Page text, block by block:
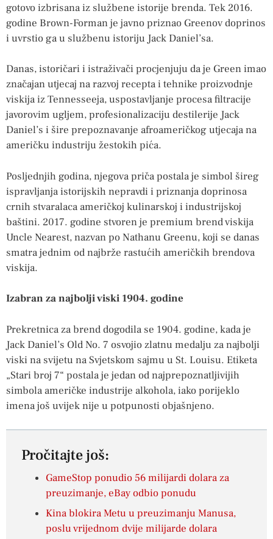
gotovo izbrisana iz službene istorije brenda. Tek 2016.
godine Brown-Forman je javno priznao Greenov doprinos
i uvrstio ga u službenu istoriju Jack Daniel’sa.
Danas, istoričari i istraživači procjenjuju da je Green imao
značajan utjecaj na razvoj recepta i tehnike proizvodnje
viskija iz Tennesseeja, uspostavljanje procesa filtracije
javorovim ugljem, profesionalizaciju destilerije Jack
Daniel’s i šire prepoznavanje afroameričkog utjecaja na
američku industriju žestokih pića.
Posljednjih godina, njegova priča postala je simbol šireg
ispravljanja istorijskih nepravdi i priznanja doprinosa
crnih stvaralaca američkoj kulinarskoj i industrijskoj
baštini. 2017. godine stvoren je premium brend viskija
Uncle Nearest, nazvan po Nathanu Greenu, koji se danas
smatra jednim od najbrže rastućih američkih brendova
viskija.
Izabran za najbolji viski 1904. godine
Prekretnica za brend dogodila se 1904. godine, kada je
Jack Daniel’s Old No. 7 osvojio zlatnu medalju za najbolji
viski na svijetu na Svjetskom sajmu u St. Louisu. Etiketa
„Stari broj 7“ postala je jedan od najprepoznatljivijih
simbola američke industrije alkohola, iako porijeklo
imena još uvijek nije u potpunosti objašnjeno.
Pročitajte još:
GameStop ponudio 56 milijardi dolara za
preuzimanje, eBay odbio ponudu
Kina blokira Metu u preuzimanju Manusa,
poslu vrijednom dvije milijarde dolara